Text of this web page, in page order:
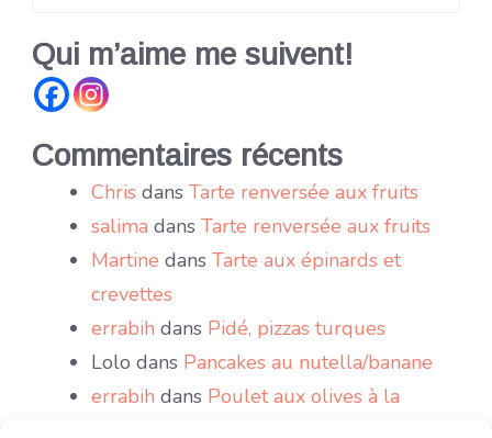
Qui m’aime me suivent!
Commentaires récents
Chris dans Tarte renversée aux fruits
salima dans Tarte renversée aux fruits
Martine dans Tarte aux épinards et
crevettes
errabih dans Pidé, pizzas turques
Lolo dans Pancakes au nutella/banane
errabih dans Poulet aux olives à la